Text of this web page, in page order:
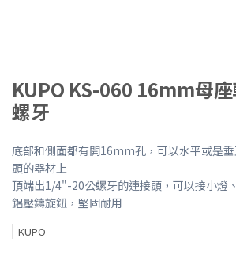
KUPO KS-060 16mm母
螺牙
底部和側面都有開16mm孔，可以水平或是
頭的器材上
頂端出1/4"-20公螺牙的連接頭，可以接小燈
鋁壓鑄旋鈕，堅固耐用
KUPO